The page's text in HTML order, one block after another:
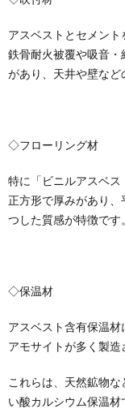
アスベストとセメン
鉄骨耐火被覆や吸音
があり、天井や壁など
◇フローリング材
特に「ビニルアスベ
正方形で厚みがあり
つした質感が特徴です。
◇保温材
アスベスト含有保温
アモサイトが多く製造
これらは、天然鉱物
い酸カルシウム保温